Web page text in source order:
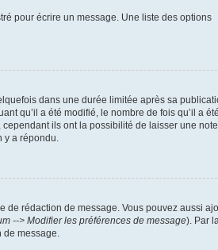
pour écrire un message. Une liste des options
dans une durée limitée après sa
qu’il a été modifié, le nombre de fois qu’il a été
ils ont la possibilité de laisser une note
y a répondu.
de rédaction de message. Vous pouvez aussi
--> Modifier les préférences de message). Par
de message.